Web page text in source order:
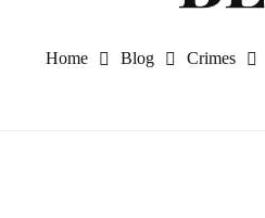
Home Blog Crimes